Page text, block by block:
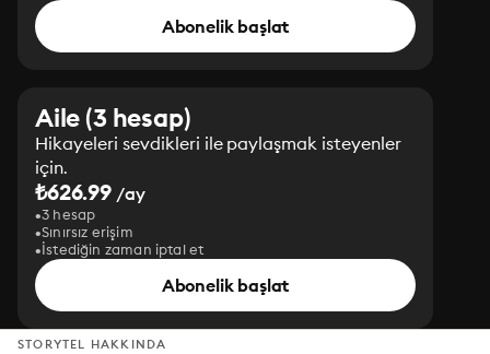
Abonelik başlat
Aile (3 hesap)
Hikayeleri sevdikleri ile paylaşmak isteyenler
için.
₺626.99 /ay
3 hesap
Sınırsız erişim
İstediğin zaman iptal et
Abonelik başlat
STORYTEL HAKKINDA